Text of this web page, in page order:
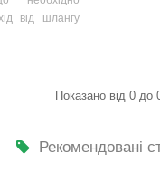
від шлангу
Показано від 0 до
Рекомендовані